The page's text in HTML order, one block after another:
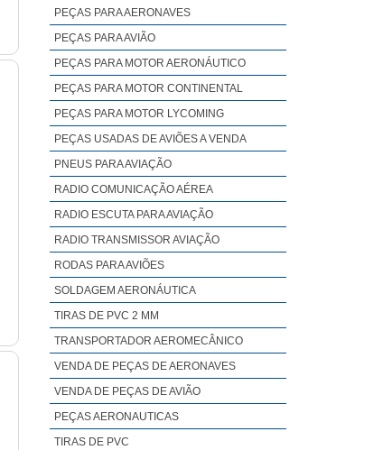
PEÇAS PARA AERONAVES
PEÇAS PARA AVIÃO
PEÇAS PARA MOTOR AERONÁUTICO
PEÇAS PARA MOTOR CONTINENTAL
PEÇAS PARA MOTOR LYCOMING
PEÇAS USADAS DE AVIÕES A VENDA
PNEUS PARA AVIAÇÃO
RADIO COMUNICAÇÃO AÉREA
RADIO ESCUTA PARA AVIAÇÃO
RADIO TRANSMISSOR AVIAÇÃO
RODAS PARA AVIÕES
SOLDAGEM AERONÁUTICA
TIRAS DE PVC 2 MM
TRANSPORTADOR AEROMECÂNICO
VENDA DE PEÇAS DE AERONAVES
VENDA DE PEÇAS DE AVIÃO
PEÇAS AERONAUTICAS
TIRAS DE PVC